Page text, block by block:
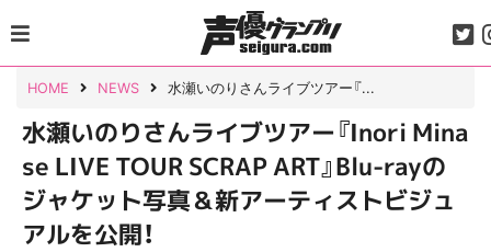
to
content
HOME NEWS 水瀬いのりさんライブツアー『...
水瀬いのりさんライブツアー『Inori Mina
se LIVE TOUR SCRAP ART』Blu-rayの
ジャケット写真＆新アーティストビジュ
アルを公開！